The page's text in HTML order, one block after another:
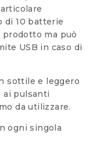
di 10 batterie
prodotto ma può
USB in caso di
sottile e leggero
ai pulsanti
da utilizzare.
ogni singola